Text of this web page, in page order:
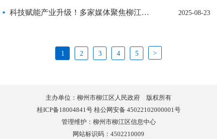
2025-08-23
科技赋能产业升级！多家媒体聚焦柳江，唱出实干“主旋律”
1 2 3 4 5 >
主办单位：柳州市柳江区人民政府 版权所有
桂ICP备18004841号 桂公网安备 45022102000001号
管理维护：柳州市柳江区信息中心
网站标识码：4502210009